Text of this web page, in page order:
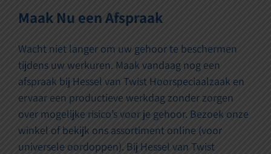
Maak Nu een Afspraak
Wacht niet langer om uw gehoor te beschermen
tijdens uw werkuren. Maak vandaag nog een
afspraak bij Hessel van Twist Hoorspeciaalzaak en
ervaar een productieve werkdag zonder zorgen
over mogelijke risico’s voor je gehoor. Bezoek onze
winkel of bekijk ons assortiment online (voor
universele oordoppen). Bij Hessel van Twist